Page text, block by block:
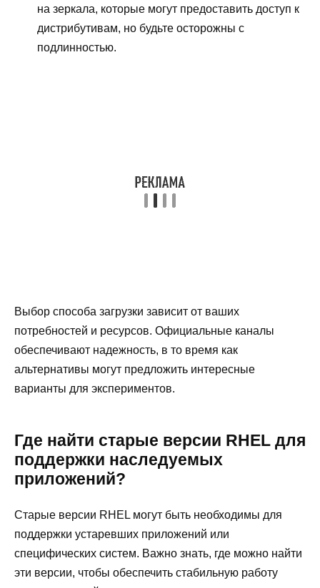
на зеркала, которые могут предоставить доступ к
дистрибутивам, но будьте осторожны с
подлинностью.
Выбор способа загрузки зависит от ваших
потребностей и ресурсов. Официальные каналы
обеспечивают надежность, в то время как
альтернативы могут предложить интересные
варианты для экспериментов.
Где найти старые версии RHEL для
поддержки наследуемых
приложений?
Старые версии RHEL могут быть необходимы для
поддержки устаревших приложений или
специфических систем. Важно знать, где можно найти
эти версии, чтобы обеспечить стабильную работу